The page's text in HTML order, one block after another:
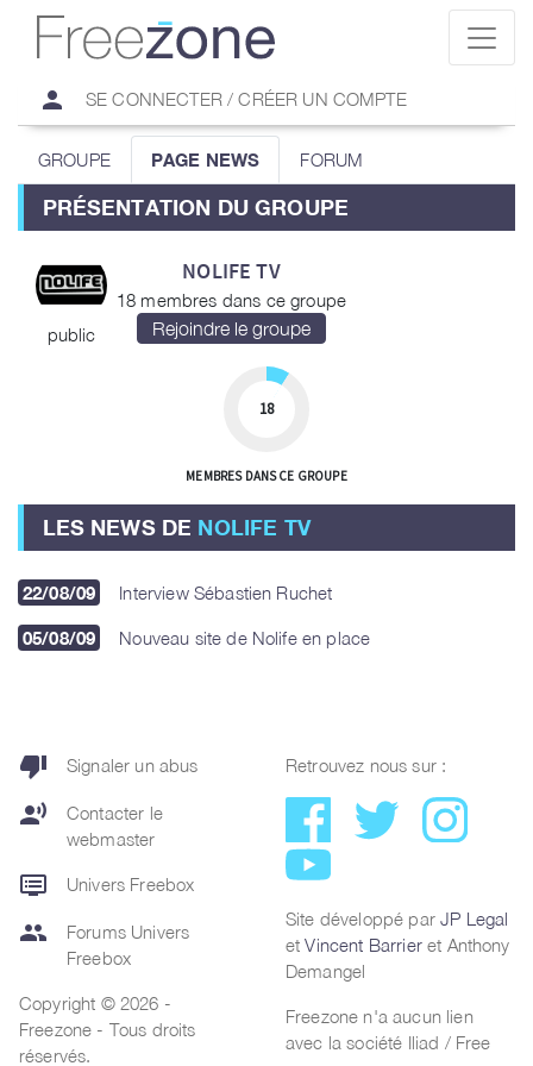
person SE CONNECTER / CRÉER UN COMPTE
GROUPE PAGE NEWS FORUM
PRÉSENTATION DU GROUPE
public
NOLIFE TV
18 membres dans ce groupe
18
MEMBRES DANS CE GROUPE
LES NEWS DE NOLIFE TV
22/08/09 Interview Sébastien Ruchet
05/08/09 Nouveau site de Nolife en place
thumb_down Signaler un abus
record_voice_over
Contacter le
webmaster
dvr Univers Freebox
group
Forums Univers
Freebox
Copyright © 2026 -
Freezone - Tous droits
réservés.
Retrouvez nous sur :
Site développé parJP Legal
etVincent Barrieret Anthony
Demangel
Freezone n'a aucun lien
avec la société Iliad / Free